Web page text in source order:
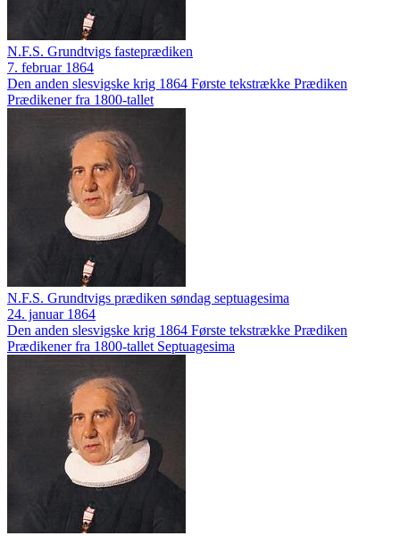
N.F.S. Grundtvigs fasteprædiken
7. februar 1864
Den anden slesvigske krig 1864 Første tekstrække Prædiken
Prædikener fra 1800-tallet
N.F.S. Grundtvigs prædiken søndag septuagesima
24. januar 1864
Den anden slesvigske krig 1864 Første tekstrække Prædiken
Prædikener fra 1800-tallet Septuagesima